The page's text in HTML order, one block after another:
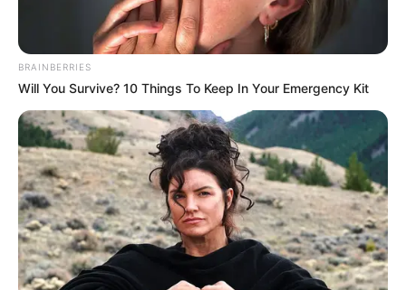
BRAINBERRIES
Will You Survive? 10 Things To Keep In Your Emergency Kit